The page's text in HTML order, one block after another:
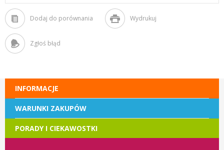
Dodaj do porównania Wydrukuj
Zgłoś błąd
INFORMACJE
WARUNKI ZAKUPÓW
PORADY I CIEKAWOSTKI